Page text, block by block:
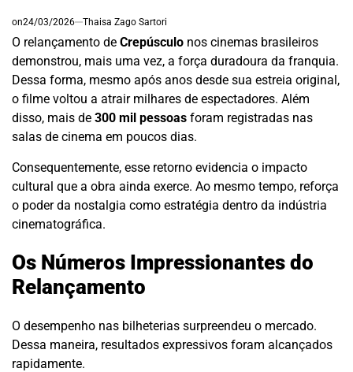
on24/03/2026 Thaisa Zago Sartori
O relançamento de Crepúsculo nos cinemas brasileiros
demonstrou, mais uma vez, a força duradoura da franquia.
Dessa forma, mesmo após anos desde sua estreia original,
o filme voltou a atrair milhares de espectadores. Além
disso, mais de 300 mil pessoas foram registradas nas
salas de cinema em poucos dias.
Consequentemente, esse retorno evidencia o impacto
cultural que a obra ainda exerce. Ao mesmo tempo, reforça
o poder da nostalgia como estratégia dentro da indústria
cinematográfica.
Os Números Impressionantes do
Relançamento
O desempenho nas bilheterias surpreendeu o mercado.
Dessa maneira, resultados expressivos foram alcançados
rapidamente.